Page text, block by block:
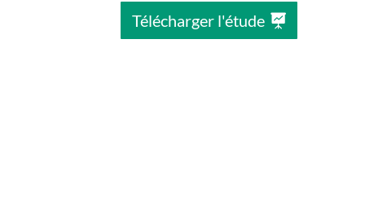
Télécharger l'étude